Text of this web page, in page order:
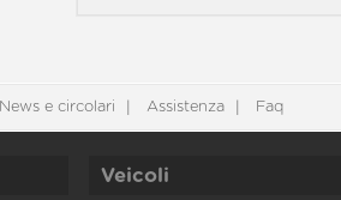
News e circolari Assistenza Faq
Veicoli